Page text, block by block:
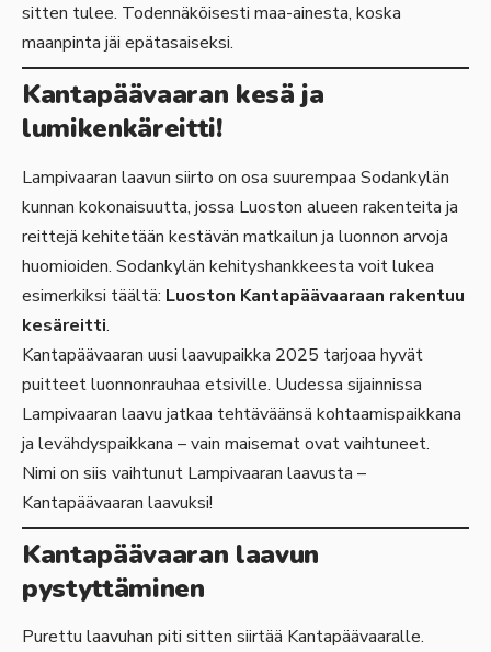
sitten tulee. Todennäköisesti maa-ainesta, koska
maanpinta jäi epätasaiseksi.
Kantapäävaaran kesä ja
lumikenkäreitti!
Lampivaaran laavun siirto on osa suurempaa Sodankylän
kunnan kokonaisuutta, jossa Luoston alueen rakenteita ja
reittejä kehitetään kestävän matkailun ja luonnon arvoja
huomioiden. Sodankylän kehityshankkeesta voit lukea
esimerkiksi täältä: Luoston Kantapäävaaraan rakentuu
kesäreitti.
Kantapäävaaran uusi laavupaikka 2025 tarjoaa hyvät
puitteet luonnonrauhaa etsiville. Uudessa sijainnissa
Lampivaaran laavu jatkaa tehtäväänsä kohtaamispaikkana
ja levähdyspaikkana – vain maisemat ovat vaihtuneet.
Nimi on siis vaihtunut Lampivaaran laavusta –
Kantapäävaaran laavuksi!
Kantapäävaaran laavun
pystyttäminen
Purettu laavuhan piti sitten siirtää Kantapäävaaralle.